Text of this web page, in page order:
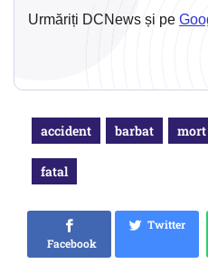
Urmăriți DCNews și pe
accident barbat mort
fatal
Facebook
Twitter